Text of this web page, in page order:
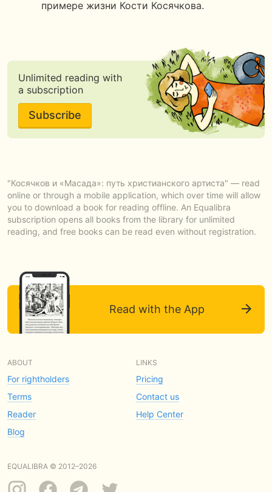
примере жизни Кости Косячкова.
Unlimited reading with
a subscription
Subscribe
"Косячков и «Масада»: путь христианского артиста" — read
online or through a mobile application, which over time will allow
you to download a book for reading offline. An Equalibra
subscription opens all books from the library for unlimited
reading, and free books can be read even without registration.
Read with the App
ABOUT
For rightholders
Terms
Reader
Blog
LINKS
Pricing
Contact us
Help Center
EQUALIBRA © 2012–2026